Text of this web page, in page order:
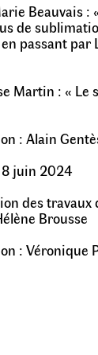
Beauvais :
de
passant par
Martin : « Le
: Alain
juin 2024
des travaux
Brousse
: Véronique